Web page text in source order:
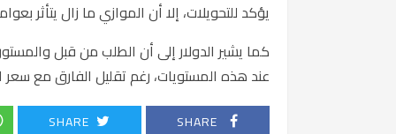
يؤكد للتحويلات، إلا أن الموازي ما زال يتأثر
كما يشير الدولار إلى أن الطلب من قبل
عند هذه المستويات، رغم تقليل الفارق مع سعر البحث بحدود 1300 – 1310
SHARE
SHARE